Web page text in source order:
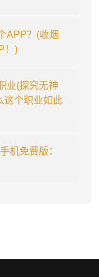
APP？(收烟
！)
业(探究无神
这个职业如此
机免费版：